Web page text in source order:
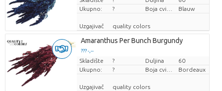
Ukupno:
? Blauw
Uzgajivač quality colors
Amaranthus Per Bunch Burgundy
??? -,--
Cijena po komadu
Skladište ? Duljina
60
Ukupno:
? Bordeaux
Uzgajivač quality colors